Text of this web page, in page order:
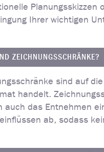
Planungsskizzen
Ihrer wichtigen
ZEICHNUNGSSCHRÄNKE?
sind auf
handelt.
auch das Entnehmen
ab, sodass